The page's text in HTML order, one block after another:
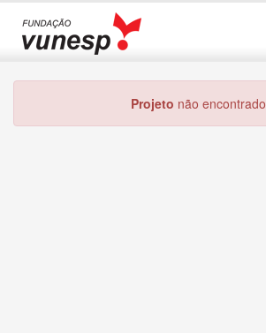
Projeto não encontrado